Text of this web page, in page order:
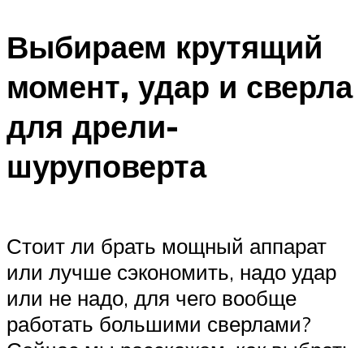
Выбираем крутящий
момент, удар и сверла
для дрели-
шуруповерта
Стоит ли брать мощный аппарат
или лучше сэкономить, надо удар
или не надо, для чего вообще
работать большими сверлами?